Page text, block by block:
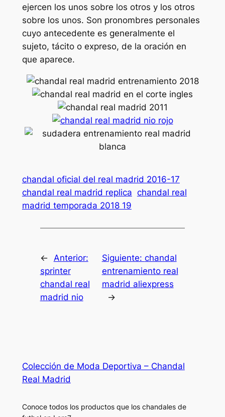
ejercen los unos sobre los otros y los otros
sobre los unos. Son pronombres personales
cuyo antecedente es generalmente el
sujeto, tácito o expreso, de la oración en
que aparece.
chandal oficial del real madrid 2016-17
chandal real madrid replica chandal real
madrid temporada 2018 19
←
Anterior:
sprinter
chandal real
madrid nio
Siguiente: chandal
entrenamiento real
madrid aliexpress
→
Colección de Moda Deportiva – Chandal
Real Madrid
Conoce todos los productos que los chandales de